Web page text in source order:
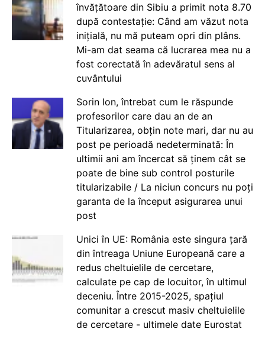
învățătoare din Sibiu a primit nota 8.70
după contestație: Când am văzut nota
inițială, nu mă puteam opri din plâns.
Mi-am dat seama că lucrarea mea nu a
fost corectată în adevăratul sens al
cuvântului
Sorin Ion, întrebat cum le răspunde
profesorilor care dau an de an
Titularizarea, obțin note mari, dar nu au
post pe perioadă nedeterminată: În
ultimii ani am încercat să ținem cât se
poate de bine sub control posturile
titularizabile / La niciun concurs nu poți
garanta de la început asigurarea unui
post
Unici în UE: România este singura țară
din întreaga Uniune Europeană care a
redus cheltuielile de cercetare,
calculate pe cap de locuitor, în ultimul
deceniu. Între 2015-2025, spațiul
comunitar a crescut masiv cheltuielile
de cercetare - ultimele date Eurostat